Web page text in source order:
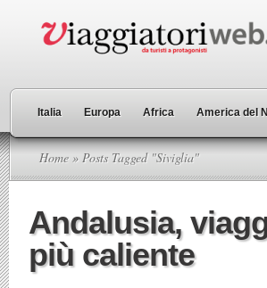
Italia Europa Africa America del
Home » Posts Tagged "Siviglia"
Andalusia,
più caliente